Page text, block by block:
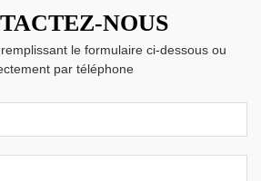
NOUS
le formulaire ci-dessous ou
par téléphone